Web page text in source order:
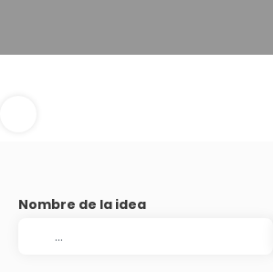
Nombre de la idea